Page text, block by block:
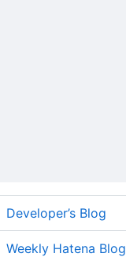
Developer’s Blog
Weekly Hatena Blog